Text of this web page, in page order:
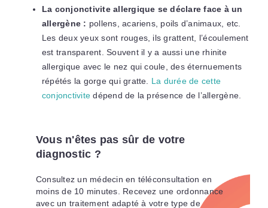
La conjonctivite allergique se déclare face à un
allergène : pollens, acariens, poils d’animaux, etc.
Les deux yeux sont rouges, ils grattent, l’écoulement
est transparent. Souvent il y a aussi une rhinite
allergique avec le nez qui coule, des éternuements
répétés la gorge qui gratte. La durée de cette
conjonctivite dépend de la présence de l’allergène.
Vous n'êtes pas sûr de votre
diagnostic ?
Consultez un médecin en téléconsultation en
moins de 10 minutes. Recevez une ordonnance
avec un traitement adapté à votre type de